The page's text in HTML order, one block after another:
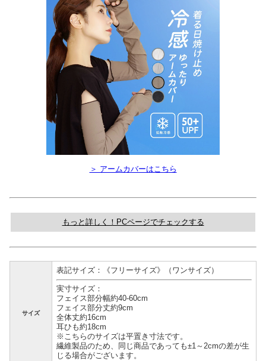
＞ アームカバーはこちら
もっと詳しく！PCページでチェックする
サイズ
表記サイズ：《フリーサイズ》（ワンサイズ）
実寸サイズ：
フェイス部分幅約40-60cm
フェイス部分丈約9cm
全体丈約16cm
耳ひも約18cm
※こちらのサイズは平置き寸法です。
繊維製品のため、同じ商品であっても±1～2cmの差が生
じる場合がございます。